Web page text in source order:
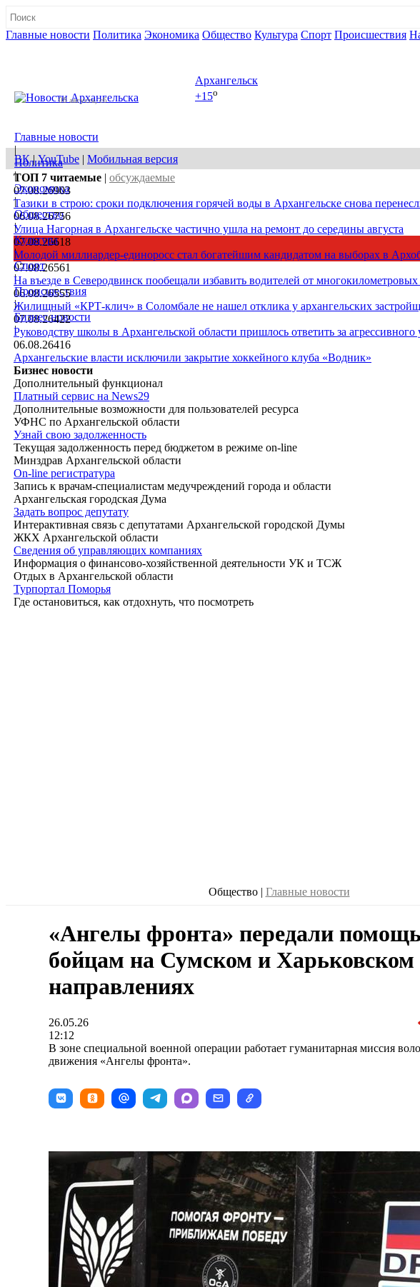
Главные новости Политика Экономика Общество Культура Спорт Происшествия
08 августа, сб
Архангельск
+15o
Главные новости
|
Политика
|
Экономика
|
Общество
|
Культура
|
Спорт
|
Происшествия
|
Бизнес новости
|
ВК|YouTube | Мобильная версия
ТОП 7 читаемые | обсуждаемые
07.08.26903
Тазики в строю: сроки подключения горячей воды в Архангельске снова
06.08.26756
Улица Нагорная в Архангельске частично ушла на ремонт до середины августа
07.08.26618
Молодой миллиардер-единоросс стал богатейшим кандидатом на выборах в
07.08.26561
На въезде в Северодвинск пообещали избавить водителей от
06.08.26555
Жилищный «КРТ-клич» в Соломбале не нашел отклика у архангельских
07.08.26422
Руководству школы в Архангельской области пришлось ответить за агрессивного
06.08.26416
Архангельские власти исключили закрытие хоккейного клуба «Водник»
Бизнес новости
Дополнительный функционал
Платный сервис на News29
Дополнительные возможности для пользователей ресурса
УФНС по Архангельской области
Узнай свою задолженность
Текущая задолженность перед бюджетом в режиме on-line
Минздрав Архангельской области
On-line регистратура
Запись к врачам-специалистам медучреждений города и области
Архангельская городская Дума
Задать вопрос депутату
Интерактивная связь с депутатами Архангельской городской Думы
ЖКХ Архангельской области
Сведения об управляющих компаниях
Информация о финансово-хозяйственной деятельности УК и ТСЖ
Отдых в Архангельской области
Турпортал Поморья
Где остановиться, как отдохнуть, что посмотреть
Общество | Главные новости
«Ангелы фронта» передали
бойцам на Сумском и Харьковском
направлениях
26.05.26
12:12
В зоне специальной военной операции работает гуманитарная миссия
движения «Ангелы фронта».